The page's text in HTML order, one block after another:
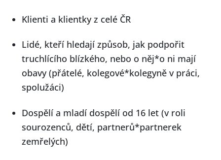
Klienti a klientky z celé ČR
Lidé, kteří hledají způsob, jak podpořit
truchlícího blízkého, nebo o něj*o ni mají
obavy (přátelé, kolegové*kolegyně v práci,
spolužáci)
Dospělí a mladí dospělí od 16 let (v roli
sourozenců, dětí, partnerů*partnerek
zemřelých)